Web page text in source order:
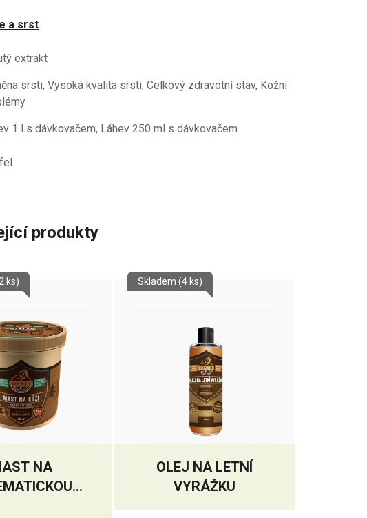
a srst
extrakt
srsti, Vysoká kvalita srsti, Celkový zdravotní stav, Kožní
1 l s dávkovačem, Láhev 250 ml s dávkovačem
produkty
NA
ks)
OLEJ NA LETNÍ
VYRÁŽKU
Skladem (4 ks)